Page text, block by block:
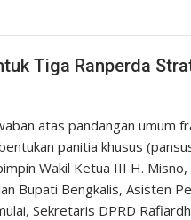
Tiga Ranperda
atas pandangan umum
panitia khusus
Wakil Ketua III H.
Bupati Bengkalis, Asisten
Sekretaris DPRD